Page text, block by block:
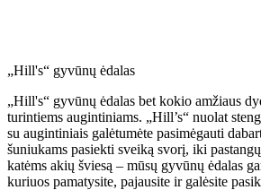
„Hill's“ gyvūnų ėdalas
„Hill's“ gyvūnų ėdalas bet kokio amžiaus
turintiems augintiniams. „Hill’s“ nuolat
su augintiniais galėtumėte pasimėgauti
šuniukams pasiekti sveiką svorį, iki
katėms akių šviesą – mūsų gyvūnų ėdalas
kuriuos pamatysite, pajausite ir galėsite